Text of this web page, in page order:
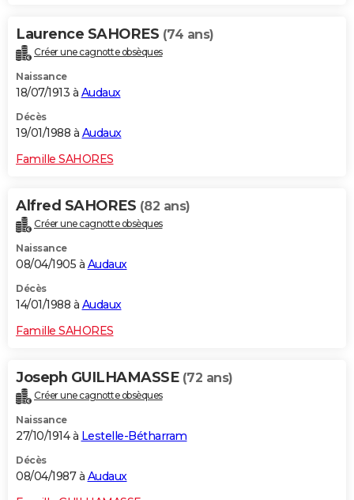
Laurence SAHORES (74 ans)
Créer une cagnotte obsèques
Naissance
18/07/1913 à Audaux
Décès
19/01/1988 à Audaux
Famille SAHORES
Alfred SAHORES (82 ans)
Créer une cagnotte obsèques
Naissance
08/04/1905 à Audaux
Décès
14/01/1988 à Audaux
Famille SAHORES
Joseph GUILHAMASSE (72 ans)
Créer une cagnotte obsèques
Naissance
27/10/1914 à Lestelle-Bétharram
Décès
08/04/1987 à Audaux